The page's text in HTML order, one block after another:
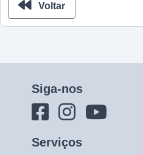
Voltar
Siga-nos
Serviços